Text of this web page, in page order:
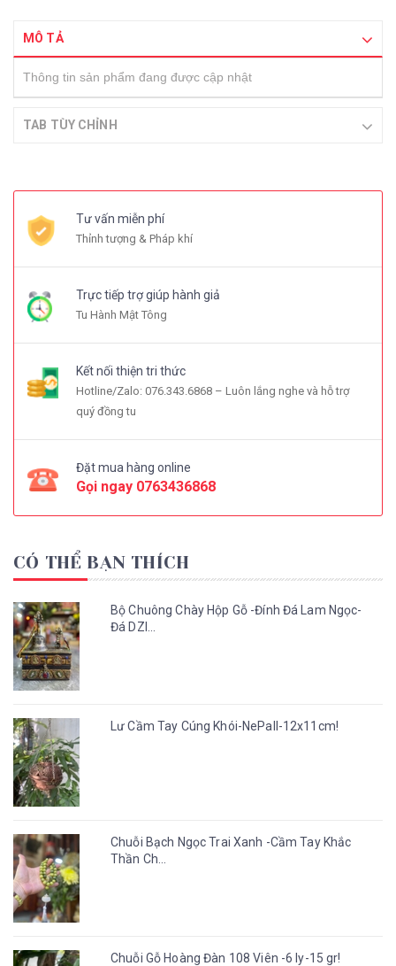
MÔ TẢ
Thông tin sản phẩm đang được cập nhật
TAB TÙY CHỈNH
Tư vấn miễn phí
Thỉnh tượng & Pháp khí
Trực tiếp trợ giúp hành giả
Tu Hành Mật Tông
Kết nối thiện tri thức
Hotline/Zalo: 076.343.6868 – Luôn lắng nghe và hỗ trợ
quý đồng tu
Đặt mua hàng online
Gọi ngay 0763436868
CÓ THỂ BẠN THÍCH
Bộ Chuông Chày Hộp Gỗ -Đính Đá Lam Ngọc-
Đá DZI...
Lư Cầm Tay Cúng Khói-NePall-12x11cm!
Chuỗi Bạch Ngọc Trai Xanh -Cầm Tay Khắc
Thần Ch...
Chuỗi Gỗ Hoàng Đàn 108 Viên -6 ly-15 gr!